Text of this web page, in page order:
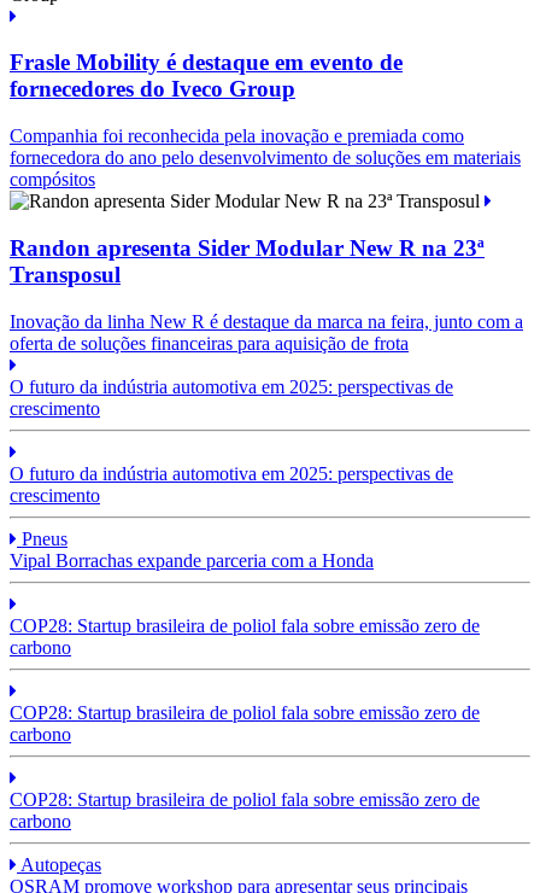
Frasle Mobility é destaque em evento de
fornecedores do Iveco Group
Companhia foi reconhecida pela inovação e premiada como
fornecedora do ano pelo desenvolvimento de soluções em materiais
compósitos
Randon apresenta Sider Modular New R na 23ª
Transposul
Inovação da linha New R é destaque da marca na feira, junto com a
oferta de soluções financeiras para aquisição de frota
O futuro da indústria automotiva em 2025: perspectivas de
crescimento
O futuro da indústria automotiva em 2025: perspectivas de
crescimento
Pneus
Vipal Borrachas expande parceria com a Honda
COP28: Startup brasileira de poliol fala sobre emissão zero de
carbono
COP28: Startup brasileira de poliol fala sobre emissão zero de
carbono
COP28: Startup brasileira de poliol fala sobre emissão zero de
carbono
Autopeças
OSRAM promove workshop para apresentar seus principais